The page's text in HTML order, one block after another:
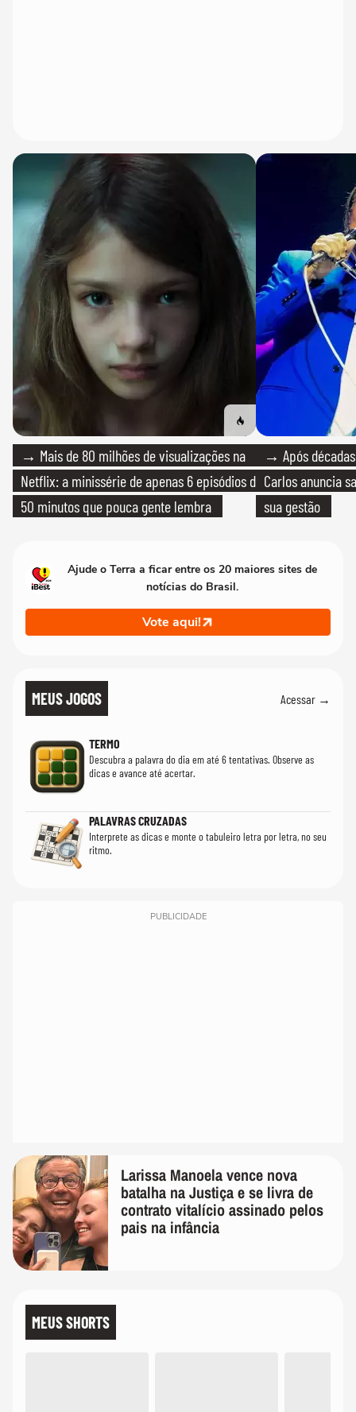
→ Mais de 80 milhões de visualizações na
Netflix: a minissérie de apenas 6 episódios de
50 minutos que pouca gente lembra
→ Após
Carlos anuncia
sua gestão
Ajude o Terra a ficar entre os 20 maiores sites de
notícias do Brasil.
Vote aqui!
MEUS JOGOS Acessar →
TERMO
Descubra a palavra do dia em até 6 tentativas. Observe as
dicas e avance até acertar.
PALAVRAS CRUZADAS
Interprete as dicas e monte o tabuleiro letra por letra, no seu
ritmo.
PUBLICIDADE
Larissa Manoela vence nova
batalha na Justiça e se livra de
contrato vitalício assinado pelos
pais na infância
MEUS SHORTS